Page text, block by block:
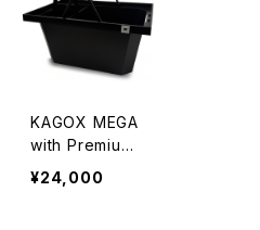
KAGOX MEGA
with Premium
Clips
¥24,000